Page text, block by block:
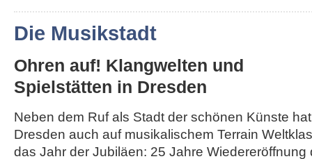
Die Musikstadt
Ohren auf! Klangwelten und
Spielstätten in Dresden
Neben dem Ruf als Stadt der schönen Künste hat
Dresden auch auf musikalischem Terrain
das Jahr der Jubiläen: 25 Jahre Wiedereröffnung